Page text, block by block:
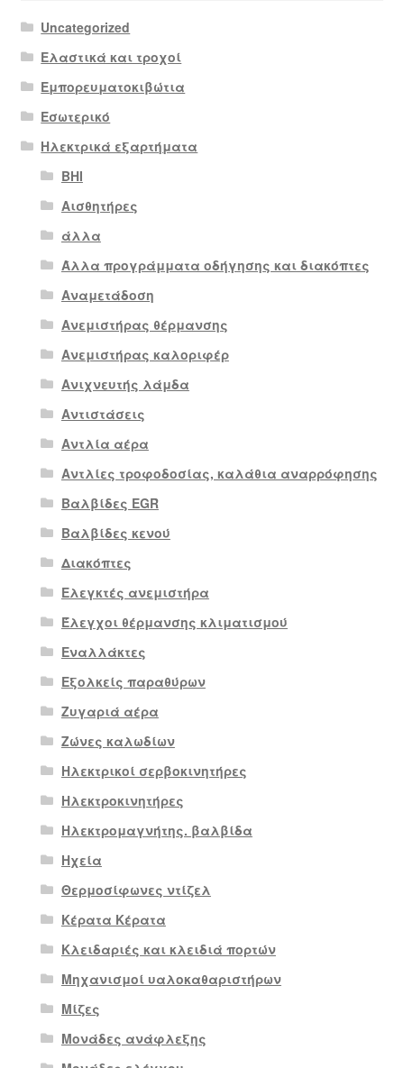
Uncategorized
Ελαστικά και τροχοί
Εμπορευματοκιβώτια
Εσωτερικό
Ηλεκτρικά εξαρτήματα
BHI
Αισθητήρες
άλλα
Άλλα προγράμματα οδήγησης και διακόπτες
Αναμετάδοση
Ανεμιστήρας θέρμανσης
Ανεμιστήρας καλοριφέρ
Ανιχνευτής λάμδα
Αντιστάσεις
Αντλία αέρα
Αντλίες τροφοδοσίας, καλάθια αναρρόφησης
Βαλβίδες EGR
Βαλβίδες κενού
Διακόπτες
Ελεγκτές ανεμιστήρα
Έλεγχοι θέρμανσης κλιματισμού
Εναλλάκτες
Εξολκείς παραθύρων
Ζυγαριά αέρα
Ζώνες καλωδίων
Ηλεκτρικοί σερβοκινητήρες
Ηλεκτροκινητήρες
Ηλεκτρομαγνήτης. βαλβίδα
Ηχεία
Θερμοσίφωνες ντίζελ
Κέρατα Κέρατα
Κλειδαριές και κλειδιά πορτών
Μηχανισμοί υαλοκαθαριστήρων
Μίζες
Μονάδες ανάφλεξης